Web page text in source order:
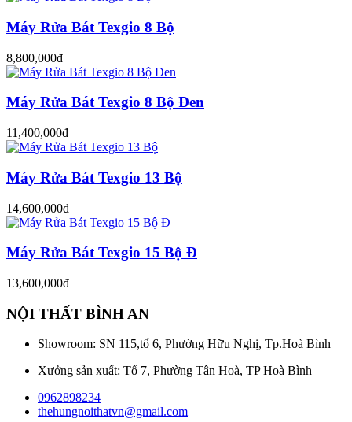
Máy Rửa Bát Texgio 8 Bộ
8,800,000đ
Máy Rửa Bát Texgio 8 Bộ Đen
11,400,000đ
Máy Rửa Bát Texgio 13 Bộ
14,600,000đ
Máy Rửa Bát Texgio 15 Bộ Đ
13,600,000đ
NỘI THẤT BÌNH AN
Showroom: SN 115,tổ 6, Phường Hữu Nghị, Tp.Hoà Bình
Xưởng sản xuất: Tổ 7, Phường Tân Hoà, TP Hoà Bình
0962898234
thehungnoithatvn@gmail.com